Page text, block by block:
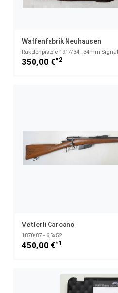
Waffenfabrik Neuhausen
Raketenpistole 1917/34 - 34mm Signal
350,00 €*2
Vetterli Carcano
1870/87 - 6,5x52
450,00 €*1